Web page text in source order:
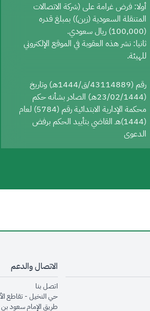
أولا: فرض غرامة على (شركة الاتصالات
المتنقلة السعودية (زين)) بمبلغ قدره
(100,000) ريال سعودي.
ثانيا: نشر هذه العقوبة في الموقع الإلكتروني
للهيئة.
رقم (43114889/ق/1444هـ) وتاريخ
(23/02/1444هـ) الصادر بشأنه حكم
محكمة الإدارية الابتدائية رقم (5784) لعام
(1444)هـ القاضي بتأييد الحكم برفض
الدعوى
opens in new
opens in new
opens in new
الاتصال والدعم
اتصل بنا
حي النخيل - تقاطع
طريق الإمام سعود